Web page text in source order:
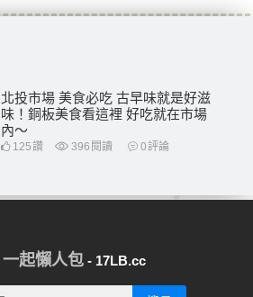
北投市場 美食必吃 古早味就是好滋
味！銅板美食看這裡 好吃就在市場
內～
125讚 396 閱讀 0評論
一起懶人包 - 17LB.cc